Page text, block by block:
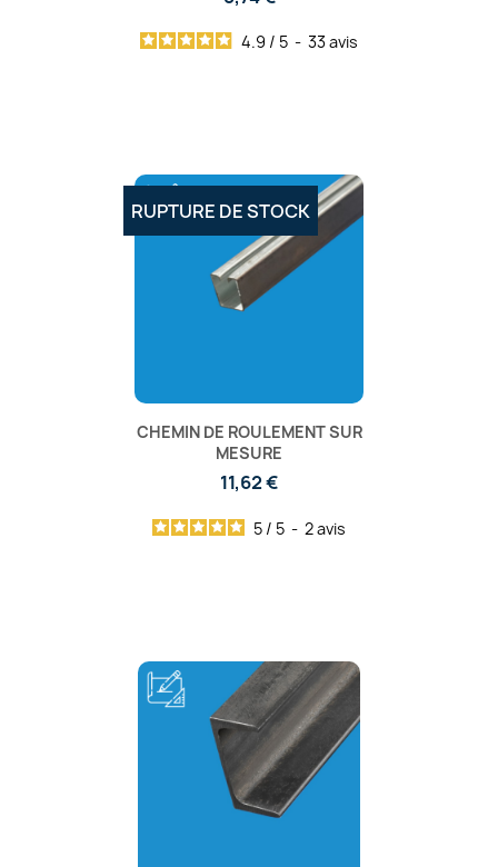
4.9 / 5 - 33avis
CHEMIN DE ROULEMENT SUR
MESURE
11,62 €
5 / 5 - 2avis
RUPTURE DE STOCK